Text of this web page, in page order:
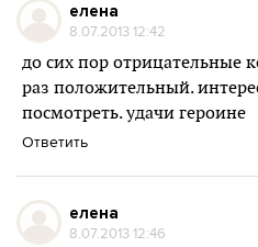
елена
8.07.2013 12:42
до сих пор отрицательные
раз положительный.
посмотреть. удачи героине
Ответить
елена
8.07.2013 12:46